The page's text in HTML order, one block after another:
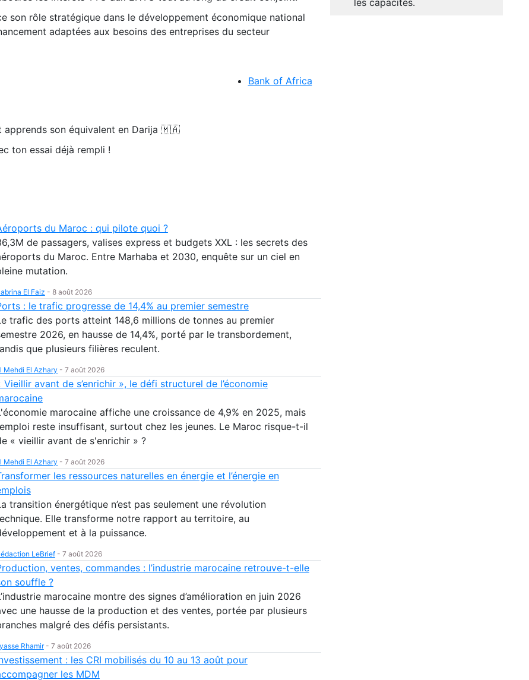
son rôle stratégique dans le développement économique national
adaptées aux besoins des entreprises du secteur
Bank of Africa
son équivalent en Darija 🇲🇦
ton essai déjà rempli !
les capacités.
du Maroc : qui pilote quoi ?
de passagers, valises express et budgets XXL : les secrets des
du Maroc. Entre Marhaba et 2030, enquête sur un ciel en
mutation.
El Faiz - 8 août 2026
: le trafic progresse de 14,4% au premier semestre
trafic des ports atteint 148,6 millions de tonnes au premier
2026, en hausse de 14,4%, porté par le transbordement,
que plusieurs filières reculent.
Mehdi El Azhary - 7 août 2026
Vieillir avant de s’enrichir », le défi structurel de l’économie
marocaine affiche une croissance de 4,9% en 2025, mais
reste insuffisant, surtout chez les jeunes. Le Maroc risque-t-il
« vieillir avant de s'enrichir » ?
Mehdi El Azhary - 7 août 2026
les ressources naturelles en énergie et l’énergie en
transition énergétique n’est pas seulement une révolution
Elle transforme notre rapport au territoire, au
et à la puissance.
LeBrief- 7 août 2026
ventes, commandes : l’industrie marocaine retrouve-t-elle
souffle ?
marocaine montre des signes d’amélioration en juin 2026
une hausse de la production et des ventes, portée par plusieurs
malgré des défis persistants.
Rhamir- 7 août 2026
: les CRI mobilisés du 10 au 13 août pour
les MDM